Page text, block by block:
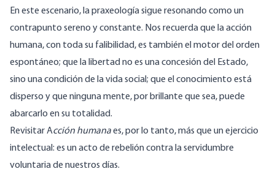
En este escenario, la praxeología sigue resonando como un
contrapunto sereno y constante. Nos recuerda que la acción
humana, con toda su falibilidad, es también el motor del orden
espontáneo; que la libertad no es una concesión del Estado,
sino una condición de la vida social; que el conocimiento está
disperso y que ninguna mente, por brillante que sea, puede
abarcarlo en su totalidad.
Revisitar Acción humanaes, por lo tanto, más que un ejercicio
intelectual: es un acto de rebelión contra la servidumbre
voluntaria de nuestros días.